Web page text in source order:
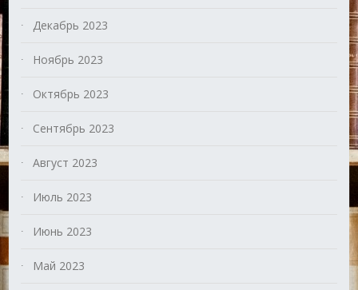
Декабрь 2023
Ноябрь 2023
Октябрь 2023
Сентябрь 2023
Август 2023
Июль 2023
Июнь 2023
Май 2023